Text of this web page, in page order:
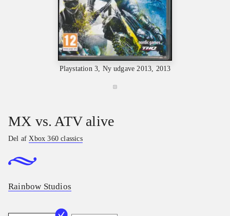
Playstation 3, Ny udgave 2013, 2013
MX vs. ATV alive
Del afXbox 360 classics
Rainbow Studios